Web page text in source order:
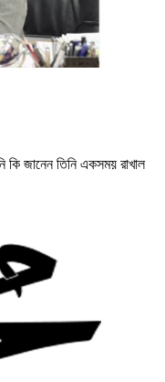
কি জানেন তিনি একসময় রাখাল